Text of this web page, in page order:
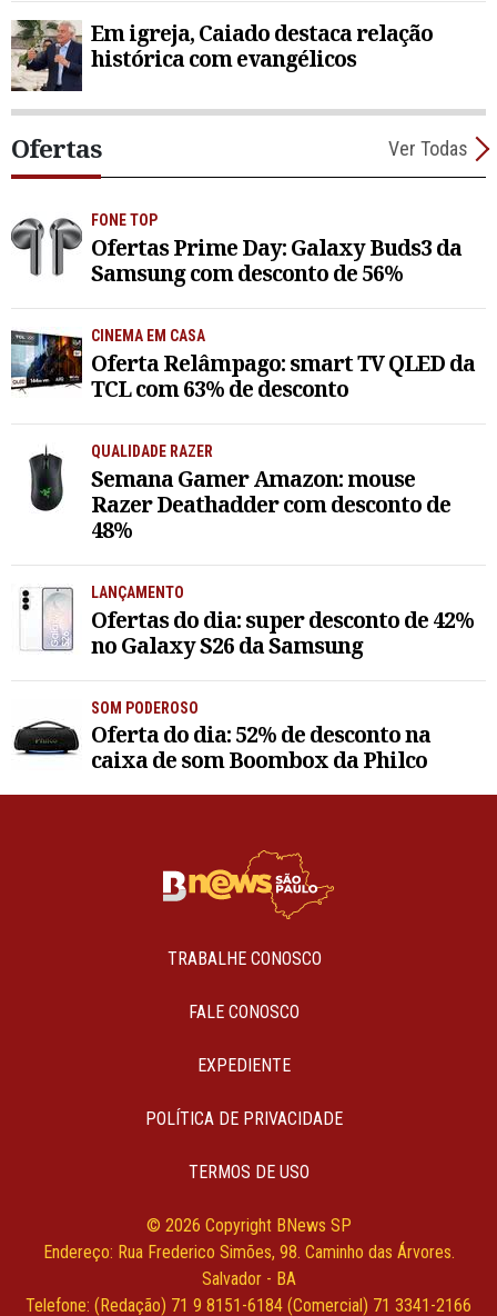
Em igreja, Caiado destaca relação
histórica com evangélicos
Ofertas Ver Todas
FONE TOP
Ofertas Prime Day: Galaxy Buds3 da
Samsung com desconto de 56%
CINEMA EM CASA
Oferta Relâmpago: smart TV QLED da
TCL com 63% de desconto
QUALIDADE RAZER
Semana Gamer Amazon: mouse
Razer Deathadder com desconto de
48%
LANÇAMENTO
Ofertas do dia: super desconto de 42%
no Galaxy S26 da Samsung
SOM PODEROSO
Oferta do dia: 52% de desconto na
caixa de som Boombox da Philco
TRABALHE CONOSCO
FALE CONOSCO
EXPEDIENTE
POLÍTICA DE PRIVACIDADE
TERMOS DE USO
© 2026 Copyright BNews SP
Endereço: Rua Frederico Simões, 98. Caminho das Árvores.
Salvador - BA
Telefone: (Redação) 71 9 8151-6184 (Comercial) 71 3341-2166